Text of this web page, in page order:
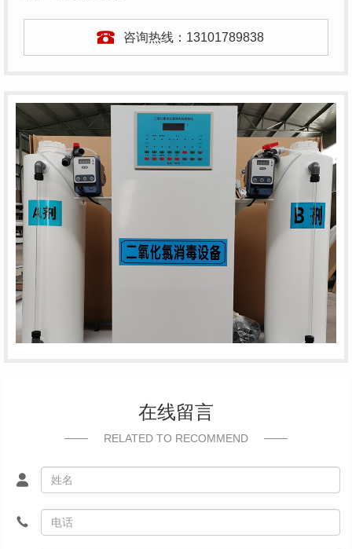
咨询热线： 13101789838
在线留言
RELATED TO RECOMMEND